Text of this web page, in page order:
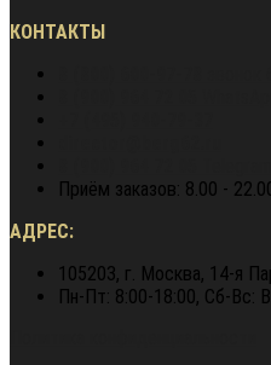
КОНТАКТЫ
Приём заказов: 8.00 -
АДРЕС:
105203, г. Москва, 14-я
Пн-Пт: 8:00-18:00, Сб-Вс: